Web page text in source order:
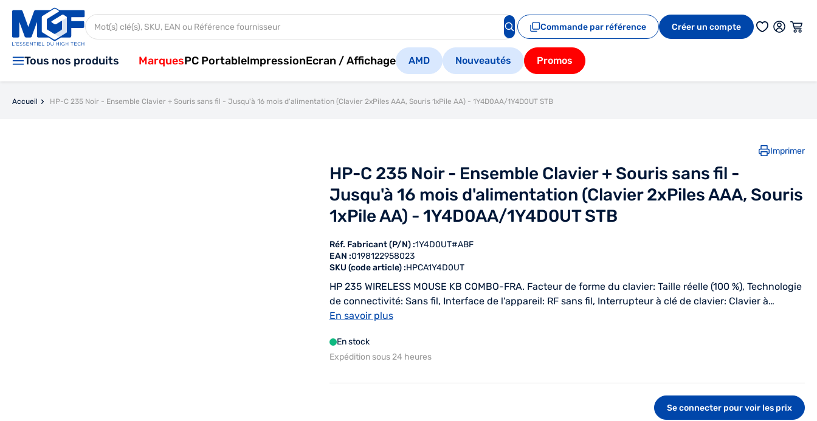
Aller au contenu
Rechercher dans tout le magasin...
Commande par référence Créer un compte
Tous nos produits MarquesPC PortableImpressionEcran / Affichage AMD Nouveautés Promos
Accueil HP-C 235 Noir - Ensemble Clavier + Souris sans fil - Jusqu'à 16 mois d'alimentation (Clavier 2xPiles AAA, Souris 1xPile AA) - 1Y4D0AA/1Y4D0UT STB
Imprimer
HP-C 235 Noir - Ensemble Clavier + Souris sans fil -
Jusqu'à 16 mois d'alimentation (Clavier 2xPiles AAA, Souris
1xPile AA) - 1Y4D0AA/1Y4D0UT STB
Réf. Fabricant (P/N) :1Y4D0UT#ABF
EAN :0198122958023
SKU (code article) :HPCA1Y4D0UT
HP 235 WIRELESS MOUSE KB COMBO-FRA. Facteur de forme du clavier: Taille réelle (100 %), Technologie
de connectivité: Sans fil, Interface de l'appareil: RF sans fil, Interrupteur à clé de clavier: Clavier à
membrane, Utilisation recommandée: Bureau. Couleur du produit: Noir. Souris incluse
En savoir plus
En stock
Expédition sous 24 heures
Se connecter pour voir les prix